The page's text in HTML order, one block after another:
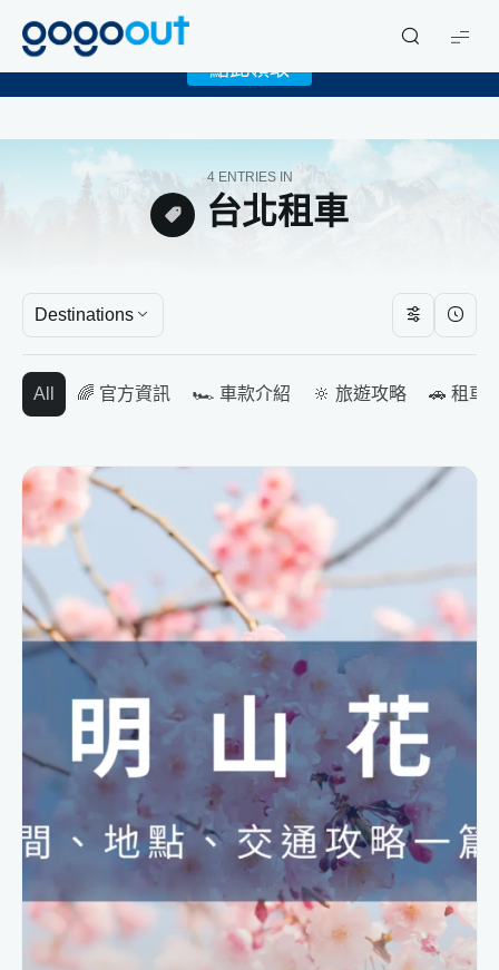
gogoout
4 ENTRIES IN
台北租車
Destinations
All 🌈 官方資訊 🏎️ 車款介紹 🔆 旅遊攻略 🚗 租車
限時下載 gogoout APP 領取免費 1GB eSIM！
點此領取